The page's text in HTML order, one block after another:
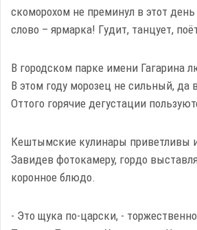
скоморохом не преминул в этот
слово – ярмарка! Гудит, танцует,
В городском парке имени Гагарина
В этом году морозец не сильный, да
Оттого горячие дегустации
Кештымские кулинары приветливы
Завидев фотокамеру, гордо
коронное блюдо.
- Это щука по-царски, -